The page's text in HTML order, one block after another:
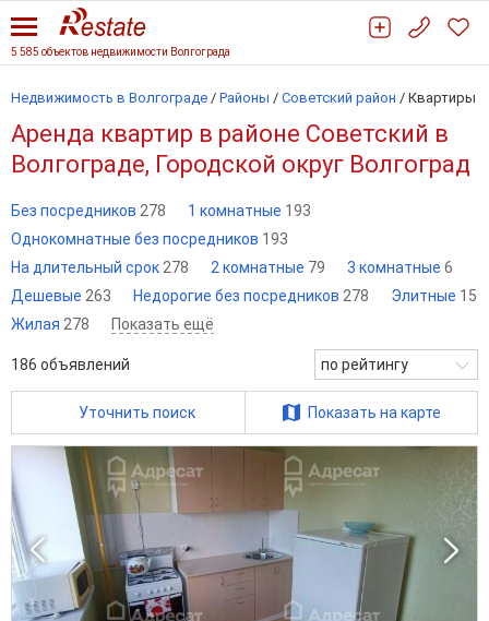
5 585 объектов недвижимости Волгограда
Недвижимость в Волгограде / Районы / Советский район / Квартиры
Аренда квартир в районе Советский в
Волгограде, Городской округ Волгоград
Без посредников 278 1 комнатные 193
Однокомнатные без посредников 193
На длительный срок 278 2 комнатные 79 3 комнатные 6
Дешевые 263 Недорогие без посредников 278 Элитные 15
Жилая 278 Показать ещё
186 объявлений по рейтингу
Уточнить поиск Показать на карте